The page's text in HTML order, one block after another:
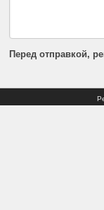
Перед отправкой,